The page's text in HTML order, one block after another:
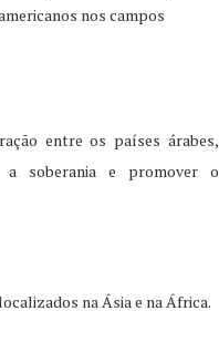
nos campos
entre os países árabes,
a soberania e promover o
na Ásia e na África.